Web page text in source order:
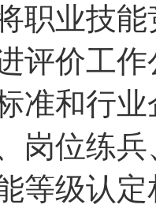
职业技
评价工
准和行
岗位练
等级认